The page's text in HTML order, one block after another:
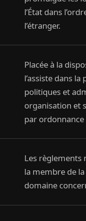
l’État dans
l’étranger.
Placée à la
l’assiste dans
politiques et
organisation et
par
Les règlements
la membre de
domaine